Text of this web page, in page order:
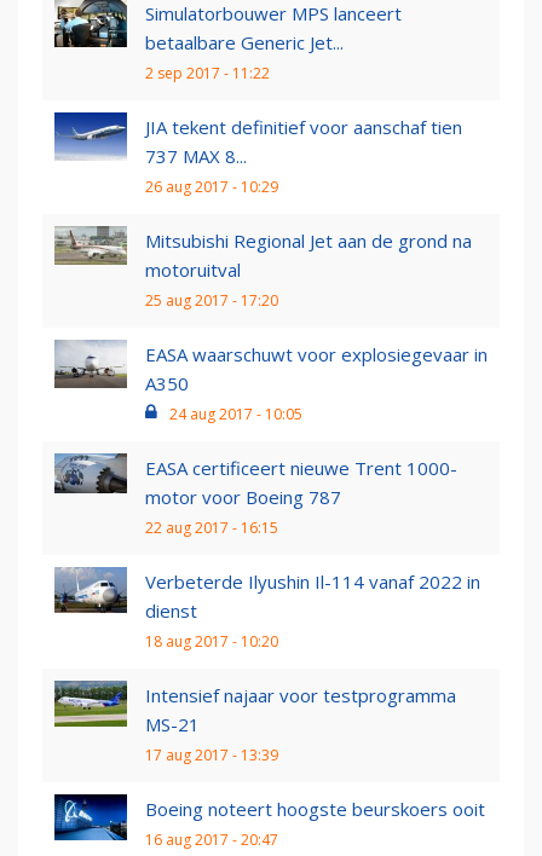
Simulatorbouwer MPS lanceert
betaalbare Generic Jet...
2 sep 2017 - 11:22
JIA tekent definitief voor aanschaf tien
737 MAX 8...
26 aug 2017 - 10:29
Mitsubishi Regional Jet aan de grond na
motoruitval
25 aug 2017 - 17:20
EASA waarschuwt voor explosiegevaar in
A350
24 aug 2017 - 10:05
EASA certificeert nieuwe Trent 1000-
motor voor Boeing 787
22 aug 2017 - 16:15
Verbeterde Ilyushin Il-114 vanaf 2022 in
dienst
18 aug 2017 - 10:20
Intensief najaar voor testprogramma
MS-21
17 aug 2017 - 13:39
Boeing noteert hoogste beurskoers ooit
16 aug 2017 - 20:47